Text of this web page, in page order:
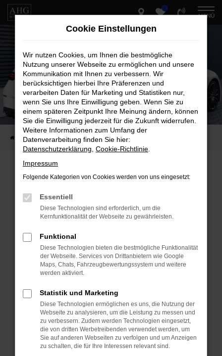
Zum
0
MENÜ
Startseite Fahrzeug-Showroom
Beim Laden ist ein Fehler aufgetreten.
Hier sind ein paar Tipps, die dir helfen können:
Internetverbindung.
Laden andere Webseiten, zum Beispiel deine
Suchmaschine?
Prüfe deine Browsererweiterungen.
das Laden bestimmter Seiten verhindern.
Funktioniert die Seite in einem anderen Browser
oder in einem privaten Fenster?
Starte dein Gerät neu.
Das kann manchmal helfen, vorübergehende
Probleme zu beheben.
Cookie Einstellungen
Wir nutzen Cookies, um Ihnen die bestmögliche
Nutzung unserer Webseite zu ermöglichen und unsere
Kommunikation mit Ihnen zu verbessern. Wir
berücksichtigen hierbei Ihre Präferenzen und
verarbeiten Daten für Marketing und Statistiken nur,
wenn Sie uns Ihre Einwilligung geben. Wenn Sie zu
einem späteren Zeitpunkt Ihre Meinung ändern, können
Sie die Einwilligung jederzeit für die Zukunft widerrufen.
Weitere Informationen zum Umfang der
Datenverarbeitung finden Sie hier:
Datenschutzerklärung Cookie-Richtlinie
Impressum
Folgende Kategorien von Cookies werden von uns eingesetzt:
Essentiell
Diese Technologien sind erforderlich, um die
Kernfunktionalität der Webseite zu gewährleisten.
Funktional
Diese Technologien bieten die bestmögliche Funktionalität
der Webseite. Services von Drittanbietern wie Google
Maps, Chats, Fahrzeugbewertungssystem und weitere
werden aktiviert.
Statistik und Marketing
Diese Technologien ermöglichen es uns, die Nutzung der
Webseite zu analysieren, um die Leistung zu messen und
zu verbessern. Zudem werden Technologien eingesetzt,
die von dritten Werbetreibenden verwendet werden, um
Sie auf anderen Webseiten zu verfolgen und um Anzeigen
zu schalten, die für Ihre Interessen relevant sind.